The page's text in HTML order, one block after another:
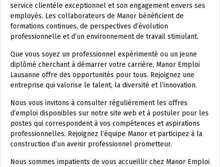
service clientèle exceptionnel et son engagement envers ses
employés. Les collaborateurs de Manor bénéficient de
formations continues, de perspectives d’évolution
professionnelle et d’un environnement de travail stimulant.
Que vous soyez un professionnel expérimenté ou un jeune
diplômé cherchant à démarrer votre carrière, Manor Emploi
Lausanne offre des opportunités pour tous. Rejoignez une
entreprise qui valorise le talent, la diversité et l’innovation.
Nous vous invitons à consulter régulièrement les offres
d’emploi disponibles sur notre site web et à postuler pour les
postes qui correspondent à vos compétences et aspirations
professionnelles. Rejoignez l’équipe Manor et participez à la
construction d’un avenir professionnel prometteur.
Nous sommes impatients de vous accueillir chez Manor Emploi